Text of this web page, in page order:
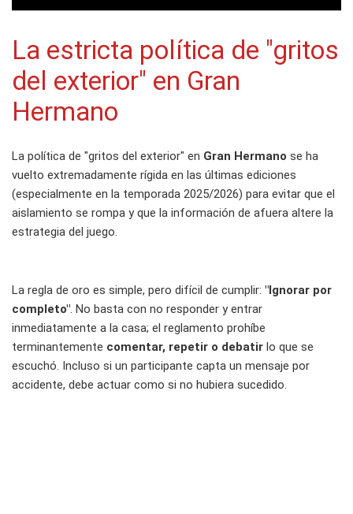
La estricta política de "gritos
del exterior" en Gran
Hermano
La política de "gritos del exterior" en Gran Hermano se ha
vuelto extremadamente rígida en las últimas ediciones
(especialmente en la temporada 2025/2026) para evitar que el
aislamiento se rompa y que la información de afuera altere la
estrategia del juego.
La regla de oro es simple, pero difícil de cumplir: "Ignorar por
completo". No basta con no responder y entrar
inmediatamente a la casa; el reglamento prohíbe
terminantemente comentar, repetir o debatir lo que se
escuchó. Incluso si un participante capta un mensaje por
accidente, debe actuar como si no hubiera sucedido.